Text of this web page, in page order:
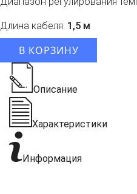
Длина кабеля: 1,5 м
В КОРЗИНУ
Описание
Характеристики
Информация